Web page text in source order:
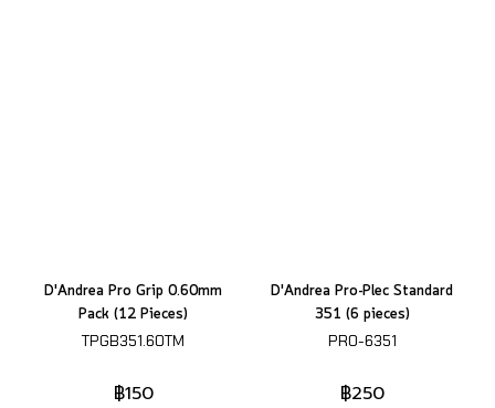
D'Andrea Pro Grip 0.60mm
Pack (12 Pieces)
TPGB351.60TM
฿150
D'Andrea Pro-Plec Standard
351 (6 pieces)
PRO-6351
฿250